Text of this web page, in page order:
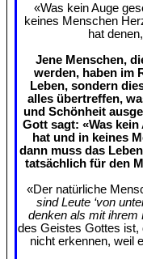
«Was kein Auge
keines Menschen
hat
Jene Menschen,
werden, haben im
Leben, sondern
alles übertreffen,
und Schönheit
Gott sagt: «Was
hat und in keines
dann muss das
tatsächlich für den
«Der natürliche
sind Leute ‘von
denken als mit ihrem
des Geistes Gottes ist,
nicht erkennen, weil